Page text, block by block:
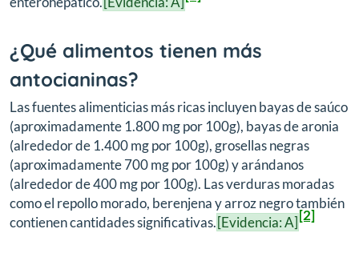
¿Qué alimentos tienen más
antocianinas?
Las fuentes alimenticias más ricas incluyen bayas de saúco
(aproximadamente 1.800 mg por 100g), bayas de aronia
(alrededor de 1.400 mg por 100g), grosellas negras
(aproximadamente 700 mg por 100g) y arándanos
(alrededor de 400 mg por 100g). Las verduras moradas
como el repollo morado, berenjena y arroz negro también
contienen cantidades significativas.[Evidencia: A][2]